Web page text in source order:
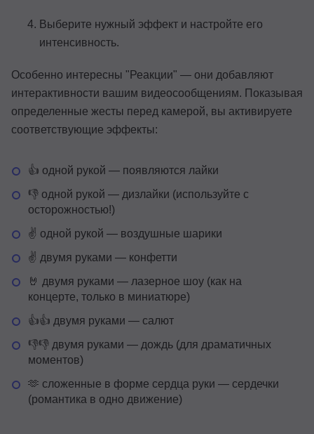
Выберите нужный эффект и настройте его
интенсивность.
Особенно интересны "Реакции" — они добавляют
интерактивности вашим видеосообщениям. Показывая
определенные жесты перед камерой, вы активируете
соответствующие эффекты:
👍 одной рукой — появляются лайки
👎 одной рукой — дизлайки (используйте с
осторожностью!)
✌️ одной рукой — воздушные шарики
✌️ двумя руками — конфетти
🤘 двумя руками — лазерное шоу (как на
концерте, только в миниатюре)
👍👍 двумя руками — салют
👎👎 двумя руками — дождь (для драматичных
моментов)
🫶 сложенные в форме сердца руки — сердечки
(романтика в одно движение)